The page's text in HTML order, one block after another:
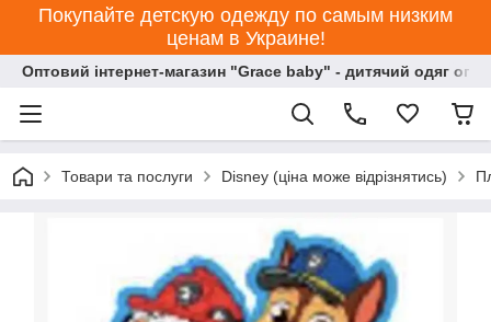
Покупайте детскую одежду по самым низким
ценам в Украине!
Оптовий інтернет-магазин "Grace baby" - дитячий одяг
Товари та послуги Disney (ціна може відрізнятись)